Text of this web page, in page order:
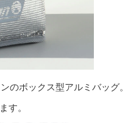
のボックス型アルミバッグ。
す。